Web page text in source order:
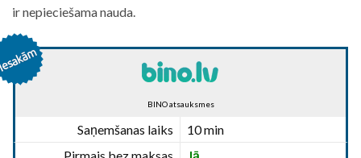
ir nepieciešama nauda.
BINO atsauksmes
Saņemšanas laiks
10 min